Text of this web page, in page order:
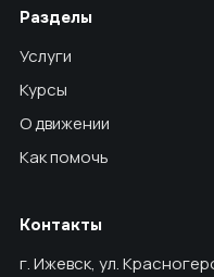
Разделы
Услуги
Курсы
О движении
Как помочь
Контакты
г. Ижевск, ул.